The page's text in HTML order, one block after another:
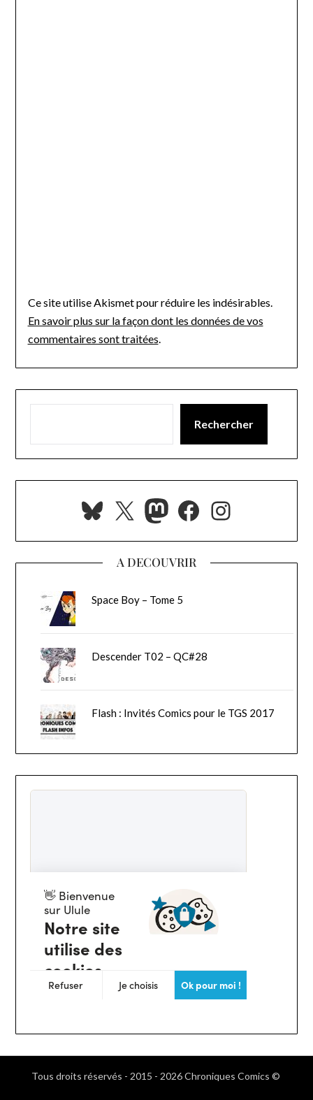
Ce site utilise Akismet pour réduire les indésirables.
En savoir plus sur la façon dont les données de vos
commentaires sont traitées.
Rechercher
Bluesky
X Mastodon
Facebook
A DECOUVRIR
Space Boy – Tome 5
Descender T02 – QC#28
Flash : Invités Comics pour le TGS 2017
Tous droits réservés - 2015 - 2026 Chroniques Comics ©